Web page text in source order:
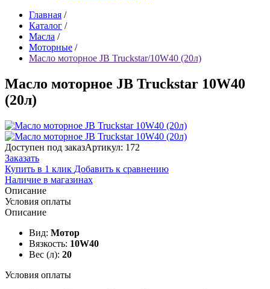
Главная /
Каталог /
Масла /
Моторные /
Масло моторное JB Truckstar/10W40 (20л)
Масло моторное JB Truckstar 10W40
(20л)
Доступен под заказАртикул: 172
Заказать
Купить в 1 клик Добавить к сравнению
Наличие в магазинах
Описание
Условия оплаты
Описание
Вид: Мотор
Вязкость: 10W40
Вес (л): 20
Условия оплаты